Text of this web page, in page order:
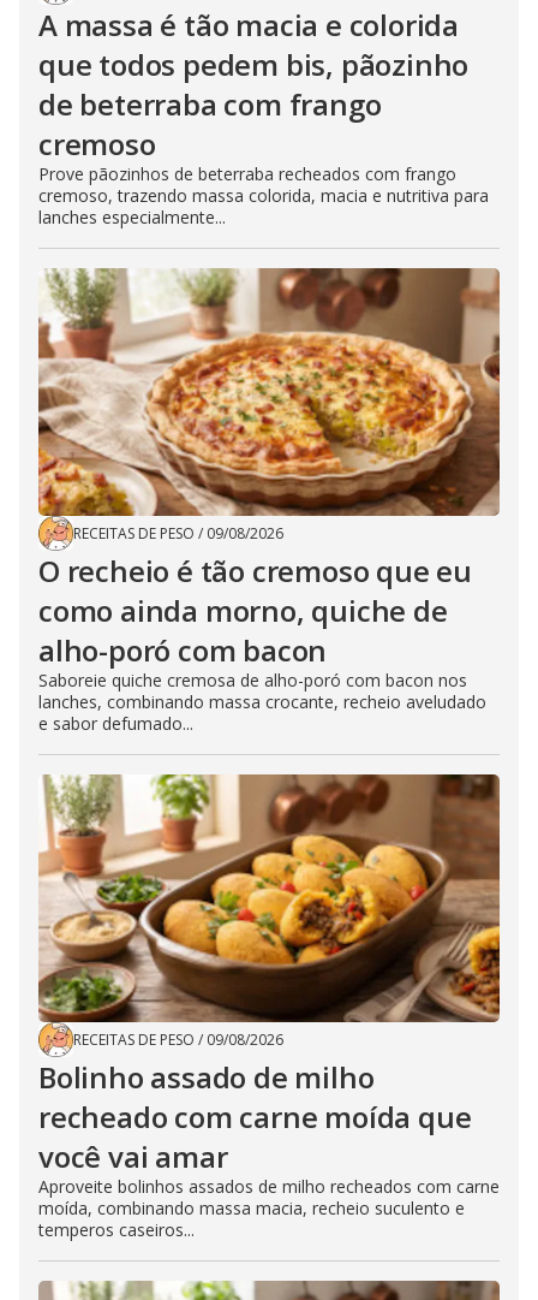
A massa é tão macia e colorida
que todos pedem bis, pãozinho
de beterraba com frango
cremoso
Prove pãozinhos de beterraba recheados com frango
cremoso, trazendo massa colorida, macia e nutritiva para
lanches especialmente...
RECEITAS DE PESO / 09/08/2026
O recheio é tão cremoso que eu
como ainda morno, quiche de
alho-poró com bacon
Saboreie quiche cremosa de alho-poró com bacon nos
lanches, combinando massa crocante, recheio aveludado
e sabor defumado...
RECEITAS DE PESO / 09/08/2026
Bolinho assado de milho
recheado com carne moída que
você vai amar
Aproveite bolinhos assados de milho recheados com carne
moída, combinando massa macia, recheio suculento e
temperos caseiros...